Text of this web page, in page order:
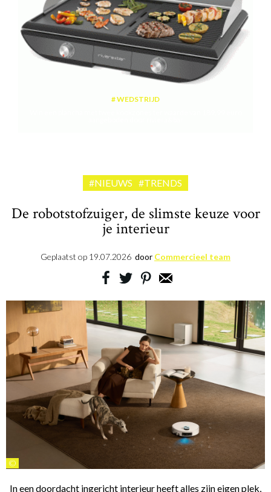
WEDSTRIJD
#NIEUWS #TRENDS
De robotstofzuiger, de slimste keuze voor
je interieur
Geplaatst op 19.07.2026 door Commercieel team
©
In een doordacht ingericht interieur heeft alles zijn eigen plek,